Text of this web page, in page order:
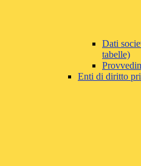
Dati
tabelle)
Enti di diritto